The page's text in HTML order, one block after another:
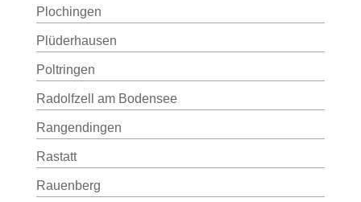
Plochingen
Plüderhausen
Poltringen
Radolfzell am Bodensee
Rangendingen
Rastatt
Rauenberg